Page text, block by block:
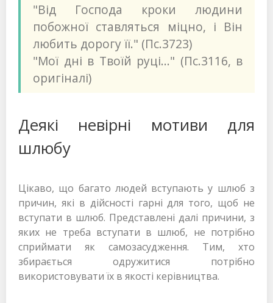
"Від Господа кроки людини
побожної ставляться міцно, і Він
любить дорогу її." (Пс.3723)
"Мої дні в Твоїй руці..." (Пс.3116, в
оригіналі)
Деякі невірні мотиви для
шлюбу
Цікаво, що багато людей вступають у шлюб з
причин, які в дійсності гарні для того, щоб не
вступати в шлюб. Представлені далі причини, з
яких не треба вступати в шлюб, не потрібно
сприймати як самозасудження. Тим, хто
збирається одружитися потрібно
використовувати їх в якості керівництва.